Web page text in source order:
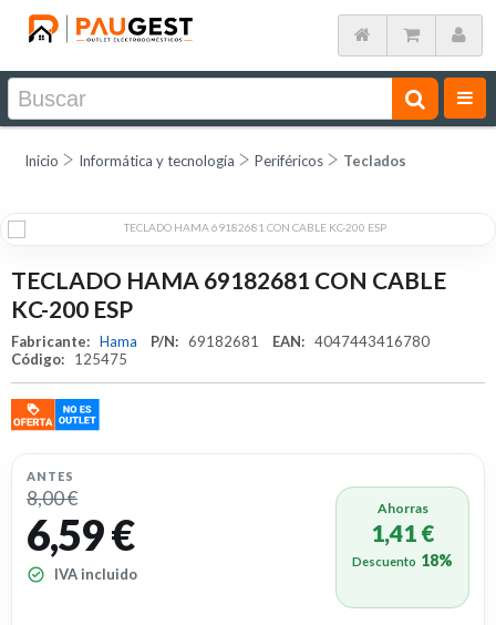
Inicio Informática y tecnología Periféricos Teclados
TECLADO HAMA 69182681 CON CABLE
KC-200 ESP
Fabricante: Hama P/N: 69182681 EAN: 4047443416780
Código:
125475
ANTES
8,00 €
6,59 €
IVA incluido
Ahorras
1,41 €
Descuento 18%